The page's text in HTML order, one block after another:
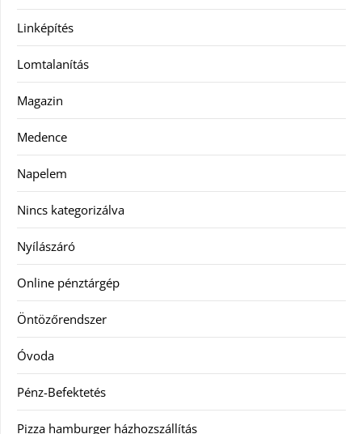
Linképítés
Lomtalanítás
Magazin
Medence
Napelem
Nincs kategorizálva
Nyílászáró
Online pénztárgép
Öntözőrendszer
Óvoda
Pénz-Befektetés
Pizza hamburger házhozszállítás